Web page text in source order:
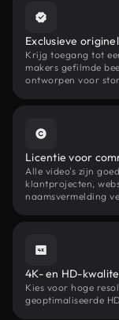
Exclusieve
Krijg toegang tot
makers gefilmde
ontworpen voor
Licentie voor
Alle video's zijn
klantprojecten,
naamsvermelding
4K- en HD-
Kies voor hoge
geoptimaliseerde